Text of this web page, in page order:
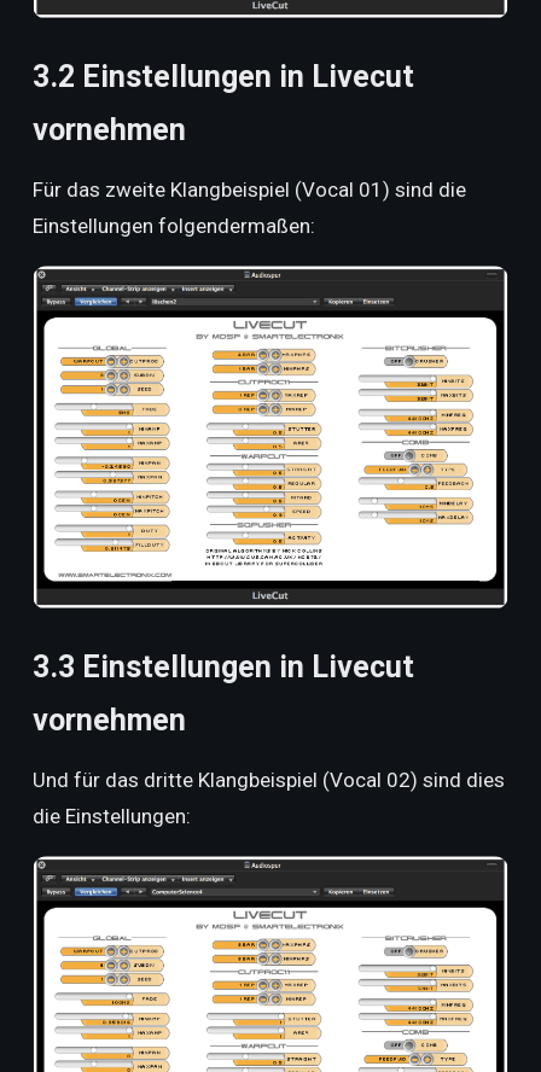
3.2 Einstellungen in Livecut
vornehmen
Für das zweite Klangbeispiel (Vocal 01) sind die
Einstellungen folgendermaßen:
3.3 Einstellungen in Livecut
vornehmen
Und für das dritte Klangbeispiel (Vocal 02) sind dies
die Einstellungen: